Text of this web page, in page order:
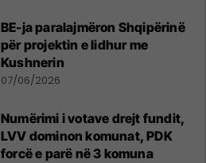
BE-ja paralajmëron Shqipërinë
për projektin e lidhur me
Kushnerin
07/06/2026
Numërimi i votave drejt fundit,
LVV dominon komunat, PDK
forcë e parë në 3 komuna